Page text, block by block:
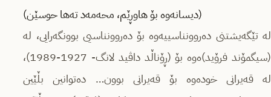
(دیسانەوە بۆ هاوڕێم، محەمەد تەها حوسێن)
لە تێگەیشتنی دەروونناسییەوە بۆ دەروونناسیی بوونگەرایی، لە
(سیگمۆند فرۆید)ەوە بۆ (ڕۆناڵد داڤید لانگ- 1927-1989)،
لە قەیرانی خودەوە بۆ قەیرانی بوون… دەتوانین بڵێین